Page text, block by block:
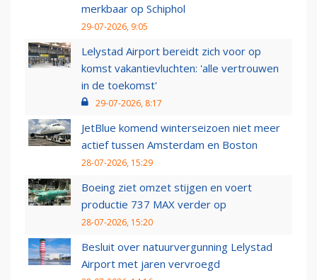
merkbaar op Schiphol
29-07-2026, 9:05
Lelystad Airport bereidt zich voor op
komst vakantievluchten: 'alle vertrouwen
in de toekomst'
29-07-2026, 8:17
JetBlue komend winterseizoen niet meer
actief tussen Amsterdam en Boston
28-07-2026, 15:29
Boeing ziet omzet stijgen en voert
productie 737 MAX verder op
28-07-2026, 15:20
Besluit over natuurvergunning Lelystad
Airport met jaren vervroegd